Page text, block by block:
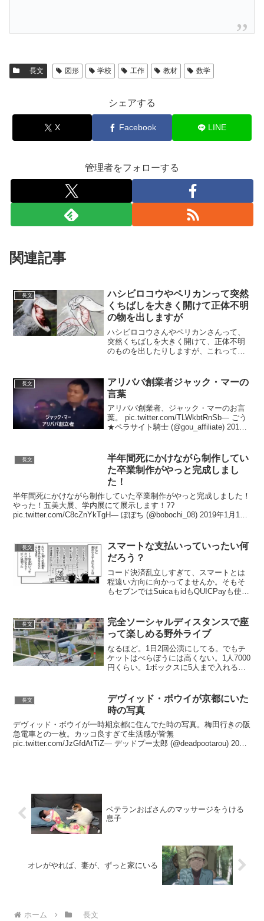
長文 図形 学校 工作 教材 数学
シェアする
X Facebook LINE
管理者をフォローする
関連記事
長文
ハシビロコウやペリカンって突然
くちばしを大きく開けて正体不明
の物を出しますが
ハシビロコウさんやペリカンさんって、
突然くちばしを大きく開けて、正体不明
のものを出したりしますが、これって彼
@バーチャル精神科医 (@...
長文
アリババ創業者ジャック・マーの
言葉
アリババ創業者、ジャック・マーのお言
葉。 pic.twitter.com/TLWkbtRnSb— ごう
★ペラサイト騎士 (@gou_affiliate) 2019
長文
半年間死にかけながら制作してい
た卒業制作がやっと完成しまし
た！
半年間死にかけながら制作していた卒業制作がやっと完成しました！
やった！五美大展、学内展にて展示します！??
pic.twitter.com/C8cZnYkTgH— ぼぼち (@bobochi_08) 2019年1月19
長文
スマートな支払いっていったい何
だろう？
コード決済乱立しすぎて、スマートとは
程遠い方向に向かってませんか。そもそ
もセブンではSuicaもidもQUICPayも使え
に、ここにきてセブンでしか使えな...
長文
完全ソーシャルディスタンスで座
って楽しめる野外ライブ
なるほど。1日2回公演にしてる。でもチ
ケットはべらぼうには高くない。1人7000
円くらい。1ボックスに5人まで入れる。
てたとコメントしてる。こうやってアー
ティストも観客...
長文
デヴィッド・ボウイが京都にいた
時の写真
デヴィッド・ボウイが一時期京都に住んでた時の写真。梅田行きの阪
急電車との一枚。カッコ良すぎて生活感が皆無
pic.twitter.com/JzGfdAtTiZ— デッドプー太郎 (@deadpootarou) 2020
ベテランおばさんのマッサージをうける
息子
オレがやれば、妻が、ずっと家にいる
ホーム 長文